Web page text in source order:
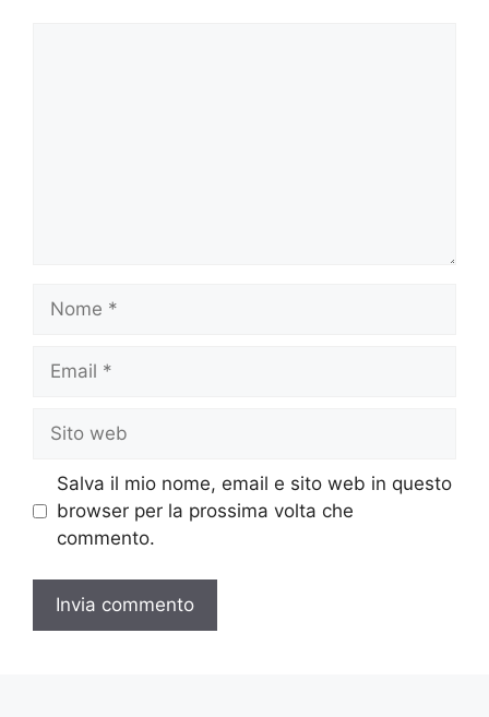
web
Salva il mio nome, email e sito web in questo
browser per la prossima volta che
commento.